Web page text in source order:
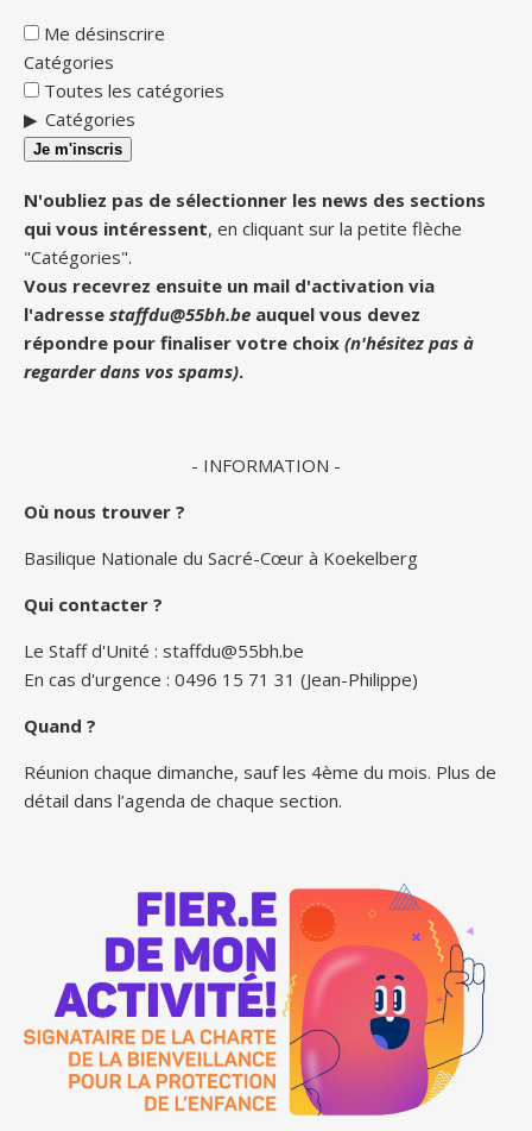
Me désinscrire
Catégories
Toutes les catégories
Catégories
Je m'inscris
N'oubliez pas de sélectionner les news des sections
qui vous intéressent, en cliquant sur la petite flèche
"Catégories".
Vous recevrez ensuite un mail d'activation via
l'adresse staffdu@55bh.be auquel vous devez
répondre pour finaliser votre choix (n'hésitez pas à
regarder dans vos spams).
- INFORMATION -
Où nous trouver ?
Basilique Nationale du Sacré-Cœur à Koekelberg
Qui contacter ?
Le Staff d'Unité : staffdu@55bh.be
En cas d'urgence : 0496 15 71 31 (Jean-Philippe)
Quand ?
Réunion chaque dimanche, sauf les 4ème du mois. Plus de
détail dans l’agenda de chaque section.